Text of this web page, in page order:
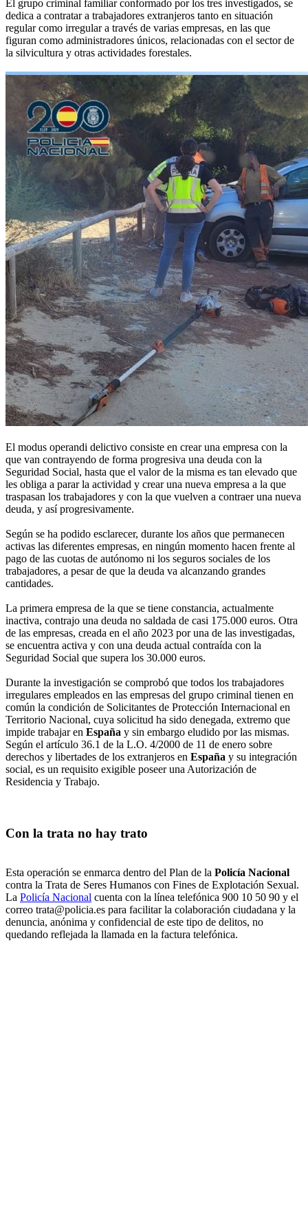
El grupo criminal familiar conformado por los tres investigados, se
dedica a contratar a trabajadores extranjeros tanto en situación
regular como irregular a través de varias empresas, en las que
figuran como administradores únicos, relacionadas con el sector de
la silvicultura y otras actividades forestales.
El modus operandi delictivo consiste en crear una empresa con la
que van contrayendo de forma progresiva una deuda con la
Seguridad Social, hasta que el valor de la misma es tan elevado que
les obliga a parar la actividad y crear una nueva empresa a la que
traspasan los trabajadores y con la que vuelven a contraer una nueva
deuda, y así progresivamente.
Según se ha podido esclarecer, durante los años que permanecen
activas las diferentes empresas, en ningún momento hacen frente al
pago de las cuotas de autónomo ni los seguros sociales de los
trabajadores, a pesar de que la deuda va alcanzando grandes
cantidades.
La primera empresa de la que se tiene constancia, actualmente
inactiva, contrajo una deuda no saldada de casi 175.000 euros. Otra
de las empresas, creada en el año 2023 por una de las investigadas,
se encuentra activa y con una deuda actual contraída con la
Seguridad Social que supera los 30.000 euros.
Durante la investigación se comprobó que todos los trabajadores
irregulares empleados en las empresas del grupo criminal tienen en
común la condición de Solicitantes de Protección Internacional en
Territorio Nacional, cuya solicitud ha sido denegada, extremo que
impide trabajar en España y sin embargo eludido por las mismas.
Según el artículo 36.1 de la L.O. 4/2000 de 11 de enero sobre
derechos y libertades de los extranjeros en España y su integración
social, es un requisito exigible poseer una Autorización de
Residencia y Trabajo.
Con la trata no hay trato
Esta operación se enmarca dentro del Plan de la Policía Nacional
contra la Trata de Seres Humanos con Fines de Explotación Sexual.
La Policía Nacional cuenta con la línea telefónica 900 10 50 90 y el
correo trata@policia.es para facilitar la colaboración ciudadana y la
denuncia, anónima y confidencial de este tipo de delitos, no
quedando reflejada la llamada en la factura telefónica.